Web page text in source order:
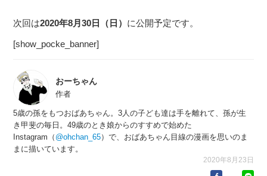
次回は2020年8月30日（日） に公開予定です。
[show_pocke_banner]
おーちゃん
作者
5歳の孫をもつおばあちゃん。3人の子ども達は手を離れて、孫が生
き甲斐の毎日。49歳のとき娘からのすすめで始めた
Instagram（ @ohchan_65）で、おばあちゃん目線の漫画を思いのま
まに描いています。
2020年8月23日